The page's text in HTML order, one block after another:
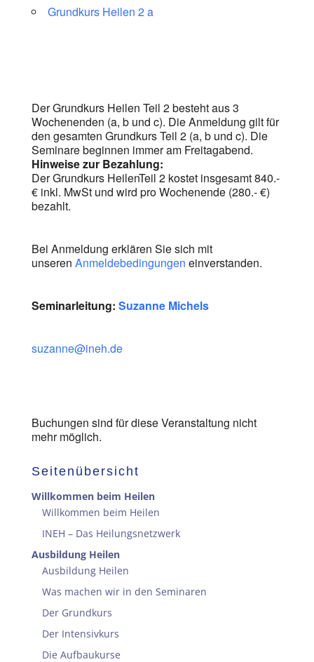
Grundkurs Heilen 2 a
Der Grundkurs Heilen Teil 2 besteht aus 3
Wochenenden (a, b und c). Die Anmeldung gilt für
den gesamten Grundkurs Teil 2 (a, b und c). Die
Seminare beginnen immer am Freitagabend.
Hinweise zur Bezahlung:
Der Grundkurs HeilenTeil 2 kostet insgesamt 840.-
€ inkl. MwSt und wird pro Wochenende (280.- €)
bezahlt.
Bei Anmeldung erklären Sie sich mit
unseren Anmeldebedingungen einverstanden.
Seminarleitung: Suzanne Michels
suzanne@ineh.de
Buchungen sind für diese Veranstaltung nicht
mehr möglich.
Seitenübersicht
Willkommen beim Heilen
Willkommen beim Heilen
INEH – Das Heilungsnetzwerk
Ausbildung Heilen
Ausbildung Heilen
Was machen wir in den Seminaren
Der Grundkurs
Der Intensivkurs
Die Aufbaukurse